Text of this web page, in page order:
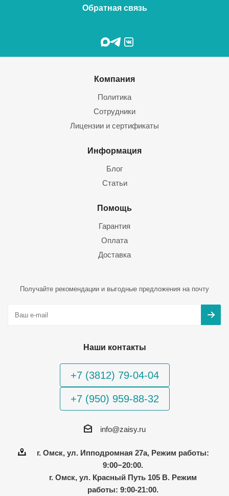
Обратная связь
Компания
Политика
Сотрудники
Лицензии и сертификаты
Информация
Блог
Статьи
Помощь
Гарантия
Оплата
Доставка
Получайте рекомендации и выгодные предложения на почту
Наши контакты
+7 (3812) 79-04-04
+7 (950) 959-88-32
info@zaisy.ru
г. Омск, ул. Ипподромная 27а, Режим работы:
9:00−20:00.
г. Омск, ул. Красный Путь 105 В. Режим
работы: 9:00-21:00.